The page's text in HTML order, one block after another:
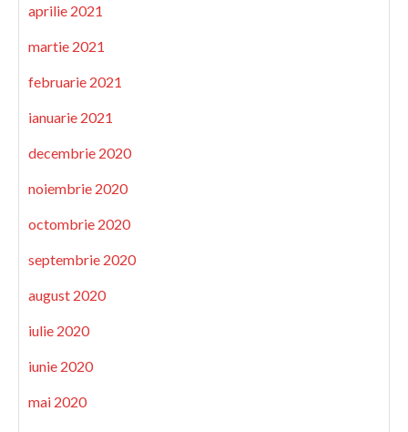
aprilie 2021
martie 2021
februarie 2021
ianuarie 2021
decembrie 2020
noiembrie 2020
octombrie 2020
septembrie 2020
august 2020
iulie 2020
iunie 2020
mai 2020